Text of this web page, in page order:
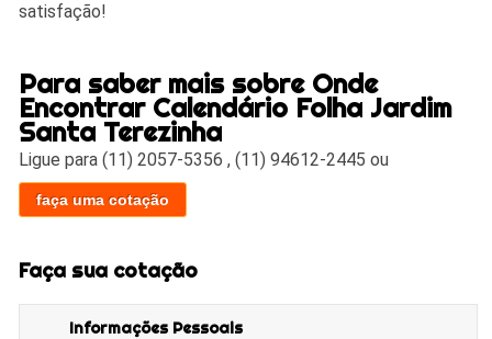
satisfação!
Para saber mais sobre Onde
Encontrar Calendário Folha Jardim
Santa Terezinha
Ligue para(11) 2057-5356 ,(11) 94612-2445 ou
faça uma cotação
Faça sua cotação
Informações Pessoais